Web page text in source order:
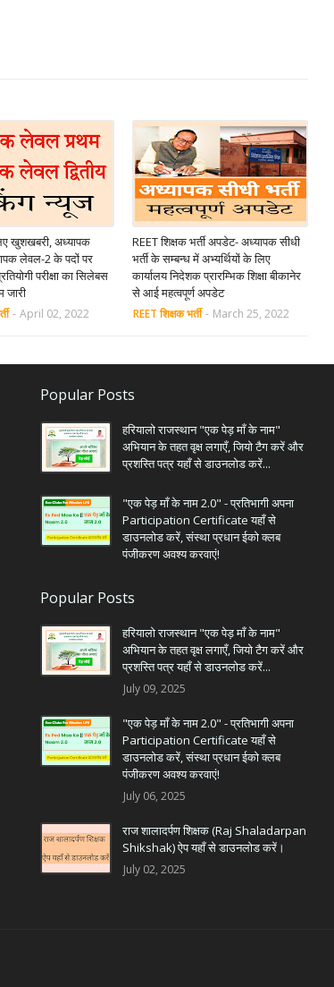
खुशखबरी, अध्यापक
लेवल-2 के पदों पर
परीक्षा का सिलेबस
जारी
- April 02, 2022
REET शिक्षक भर्ती अपडेट- अध्यापक सीधी
भर्ती के सम्बन्ध में अभ्यर्थियों के लिए
कार्यालय निदेशक प्रारम्भिक शिक्षा बीकानेर
से आई महत्वपूर्ण अपडेट
REET शिक्षक भर्ती - March 25, 2022
Popular Posts
हरियालो राजस्थान "एक पेड़ माँ के नाम"
अभियान के तहत वृक्ष लगाएँ, जियो टैग करें और
प्रशस्ति पत्र यहाँ से डाउनलोड करें...
"एक पेड़ माँ के नाम 2.0" - प्रतिभागी अपना
Participation Certificate यहाँ से
डाउनलोड करें, संस्था प्रधान ईको क्लब
पंजीकरण अवश्य करवाएं!
Popular Posts
हरियालो राजस्थान "एक पेड़ माँ के नाम"
अभियान के तहत वृक्ष लगाएँ, जियो टैग करें और
प्रशस्ति पत्र यहाँ से डाउनलोड करें...
July 09, 2025
"एक पेड़ माँ के नाम 2.0" - प्रतिभागी अपना
Participation Certificate यहाँ से
डाउनलोड करें, संस्था प्रधान ईको क्लब
पंजीकरण अवश्य करवाएं!
July 06, 2025
राज शालादर्पण शिक्षक (Raj Shaladarpan
Shikshak) ऐप यहाँ से डाउनलोड करें।
July 02, 2025